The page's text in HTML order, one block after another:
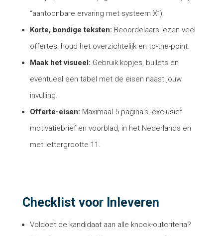
“aantoonbare ervaring met systeem X”).
Korte, bondige teksten: Beoordelaars lezen veel
offertes; houd het overzichtelijk en to-the-point.
Maak het visueel: Gebruik kopjes, bullets en
eventueel een tabel met de eisen naast jouw
invulling.
Offerte-eisen: Maximaal 5 pagina’s, exclusief
motivatiebrief en voorblad, in het Nederlands en
met lettergrootte 11.
Checklist voor Inleveren
Voldoet de kandidaat aan alle knock-outcriteria?